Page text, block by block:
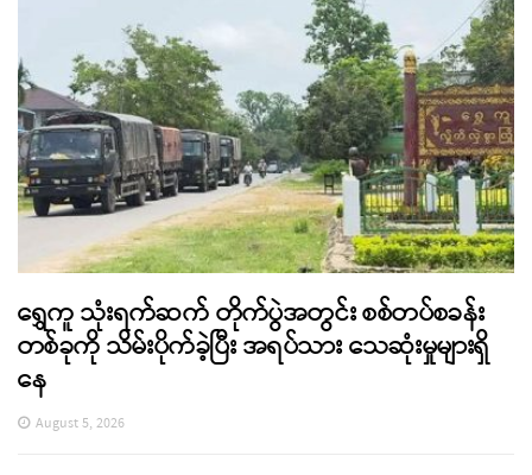
ရွှေကူ သုံးရက်ဆက် တိုက်ပွဲအတွင်း စစ်တပ်စခန်း
တစ်ခုကို သိမ်းပိုက်ခဲ့ပြီး အရပ်သား သေဆုံးမှုများရှိ
နေ
August 5, 2026